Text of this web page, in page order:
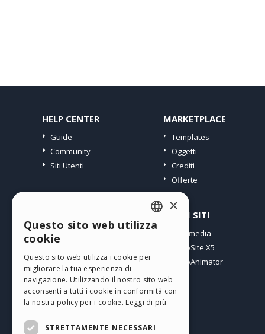
HELP CENTER
Guide
Community
Siti Utenti
MARKETPLACE
Templates
Oggetti
Crediti
Offerte
I miei post
I miei Download
Spazio Web
I miei Crediti
ALTRI SITI
Incomedia
WebSite X5
WebAnimator
ENGLISH
SPANISH
PORTUGUESE
POLISH
×
Questo sito web utilizza
cookie
Questo sito web utilizza i cookie per
migliorare la tua esperienza di
navigazione. Utilizzando il nostro sito web
acconsenti a tutti i cookie in conformità con
la nostra policy per i cookie. Leggi di più
STRETTAMENTE NECESSARI